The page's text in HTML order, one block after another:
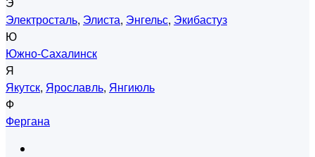
Электросталь, Элиста, Энгельс, Экибастуз
Ю
Южно-Сахалинск
Я
Якутск, Ярославль, Янгиюль
Ф
Фергана